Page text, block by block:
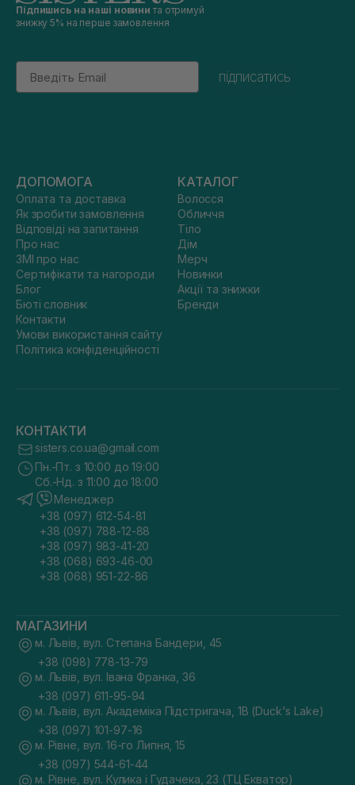
Підпишись на наші новини та отримуй
знижку 5% на перше замовлення
Email
підписатись
ДОПОМОГА
Оплата та доставка
Як зробити замовлення
Відповіді на запитання
Про нас
ЗМІ про нас
Сертифікати та нагороди
Блог
Бюті словник
Контакти
Умови використання сайту
Політика конфіденційності
КАТАЛОГ
Волосся
Обличчя
Тіло
Дім
Мерч
Новинки
Акції та знижки
Бренди
КОНТАКТИ
sisters.co.ua@gmail.com
Пн.-Пт. з 10:00 до 19:00
Сб.-Нд. з 11:00 до 18:00
Менеджер
+38 (097) 612-54-81
+38 (097) 788-12-88
+38 (097) 983-41-20
+38 (068) 693-46-00
+38 (068) 951-22-86
МАГАЗИНИ
м. Львів, вул. Степана Бандери, 45
+38 (098) 778-13-79
м. Львів, вул. Івана Франка, 36
+38 (097) 611-95-94
м. Львів, вул. Академіка Підстригача, 1В (Duck's Lake)
+38 (097) 101-97-16
м. Рівне, вул. 16-го Липня, 15
+38 (097) 544-61-44
м. Рівне, вул. Кулика і Гудачека, 23 (ТЦ Екватор)